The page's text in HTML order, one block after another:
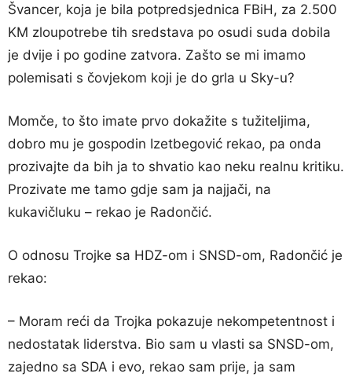
Švancer, koja je bila potpredsjednica FBiH, za 2.500
KM zloupotrebe tih sredstava po osudi suda dobila
je dvije i po godine zatvora. Zašto se mi imamo
polemisati s čovjekom koji je do grla u Sky-u?
Momče, to što imate prvo dokažite s tužiteljima,
dobro mu je gospodin Izetbegović rekao, pa onda
prozivajte da bih ja to shvatio kao neku realnu kritiku.
Prozivate me tamo gdje sam ja najjači, na
kukavičluku – rekao je Radončić.
O odnosu Trojke sa HDZ-om i SNSD-om, Radončić je
rekao:
– Moram reći da Trojka pokazuje nekompetentnost i
nedostatak liderstva. Bio sam u vlasti sa SNSD-om,
zajedno sa SDA i evo, rekao sam prije, ja sam